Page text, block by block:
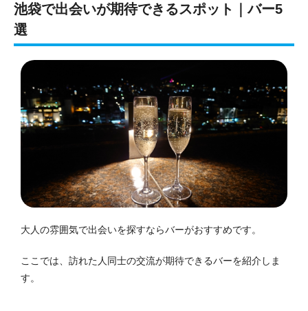
池袋で出会いが期待できるスポット｜バー5
選
大人の雰囲気で出会いを探すならバーがおすすめです。
ここでは、訪れた人同士の交流が期待できるバーを紹介しま
す。